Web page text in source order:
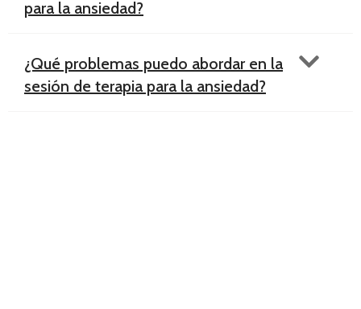
para la ansiedad?
¿Qué problemas puedo abordar en la
sesión de terapia para la ansiedad?